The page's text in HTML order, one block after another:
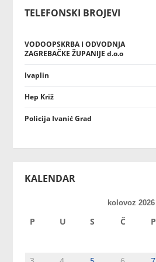
TELEFONSKI BROJEVI
VODOOPSKRBA I ODVODNJA
ZAGREBAČKE ŽUPANIJE d.o.o
Ivaplin
Hep Križ
Policija Ivanić Grad
KALENDAR
kolovoz 2026
P U S Č P